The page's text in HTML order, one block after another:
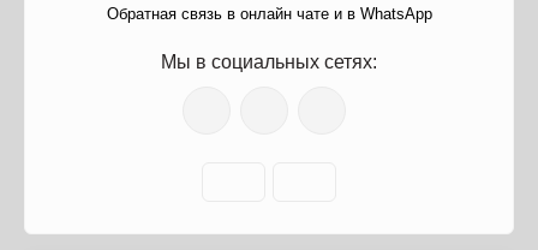
Обратная связь в онлайн чате и в WhatsApp
Мы в социальных сетях: